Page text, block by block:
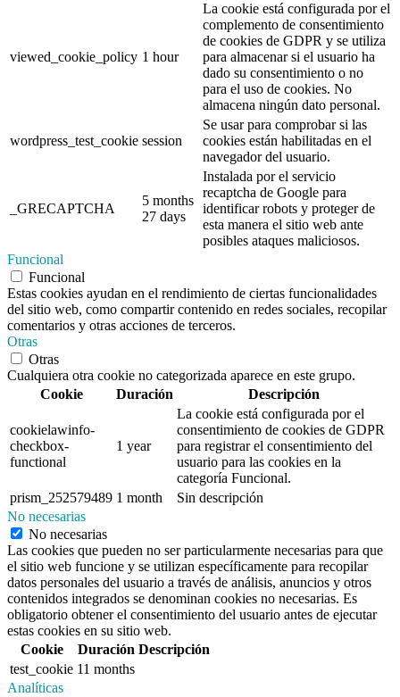
viewed_cookie_policy 1 hour
La cookie está configurada por el
complemento de consentimiento
de cookies de GDPR y se utiliza
para almacenar si el usuario ha
dado su consentimiento o no
para el uso de cookies. No
almacena ningún dato personal.
wordpress_test_cookie session
Se usar para comprobar si las
cookies están habilitadas en el
navegador del usuario.
_GRECAPTCHA
5 months
27 days
Instalada por el servicio
recaptcha de Google para
identificar robots y proteger de
esta manera el sitio web ante
posibles ataques maliciosos.
Funcional
Funcional
Estas cookies ayudan en el rendimiento de ciertas funcionalidades
del sitio web, como compartir contenido en redes sociales, recopilar
comentarios y otras acciones de terceros.
Otras
Otras
Cualquiera otra cookie no categorizada aparece en este grupo.
Cookie
Duración Descripción
cookielawinfo-
checkbox-
functional
1 year
La cookie está configurada por el
consentimiento de cookies de GDPR
para registrar el consentimiento del
usuario para las cookies en la
categoría Funcional.
prism_252579489 1 month
Sin descripción
No necesarias
No necesarias
Las cookies que pueden no ser particularmente necesarias para que
el sitio web funcione y se utilizan específicamente para recopilar
datos personales del usuario a través de análisis, anuncios y otros
contenidos integrados se denominan cookies no necesarias. Es
obligatorio obtener el consentimiento del usuario antes de ejecutar
estas cookies en su sitio web.
Cookie
Duración Descripción
test_cookie 11 months
Analíticas